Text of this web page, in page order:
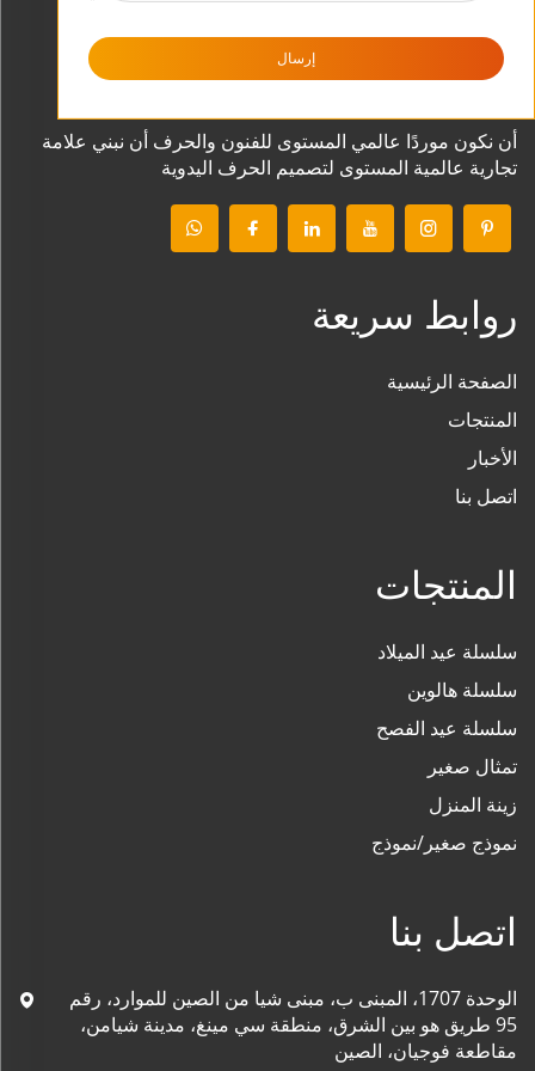
إرسال
أن نكون موردًا عالمي المستوى للفنون والحرف أن نبني علامة
تجارية عالمية المستوى لتصميم الحرف اليدوية
روابط سريعة
الصفحة الرئيسية
المنتجات
الأخبار
اتصل بنا
المنتجات
سلسلة عيد الميلاد
سلسلة هالوين
سلسلة عيد الفصح
تمثال صغير
زينة المنزل
نموذج صغير/نموذج
اتصل بنا
الوحدة 1707، المبنى ب، مبنى شيا من الصين للموارد، رقم
95 طريق هو بين الشرق، منطقة سي مينغ، مدينة شيامن،
مقاطعة فوجيان، الصين